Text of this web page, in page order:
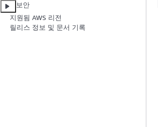
보안
지원됨 AWS 리전
릴리스 정보 및 문서 기록